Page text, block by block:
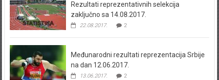
Rezultati reprezentativnih selekcija
zaključno sa 14.08.2017.
22.08.2017. 2
Međunarodni rezultati reprezentacija Srbije
na dan 12.06.2017.
13.06.2017. 2